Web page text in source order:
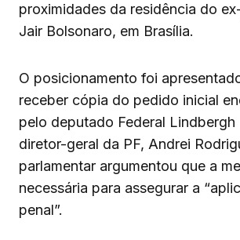
proximidades da residência do
Jair Bolsonaro, em Brasília.
O posicionamento foi
receber cópia do pedido inicial
pelo deputado Federal Lindbergh
diretor-geral da PF, Andrei
parlamentar argumentou que a
necessária para assegurar a
penal”.